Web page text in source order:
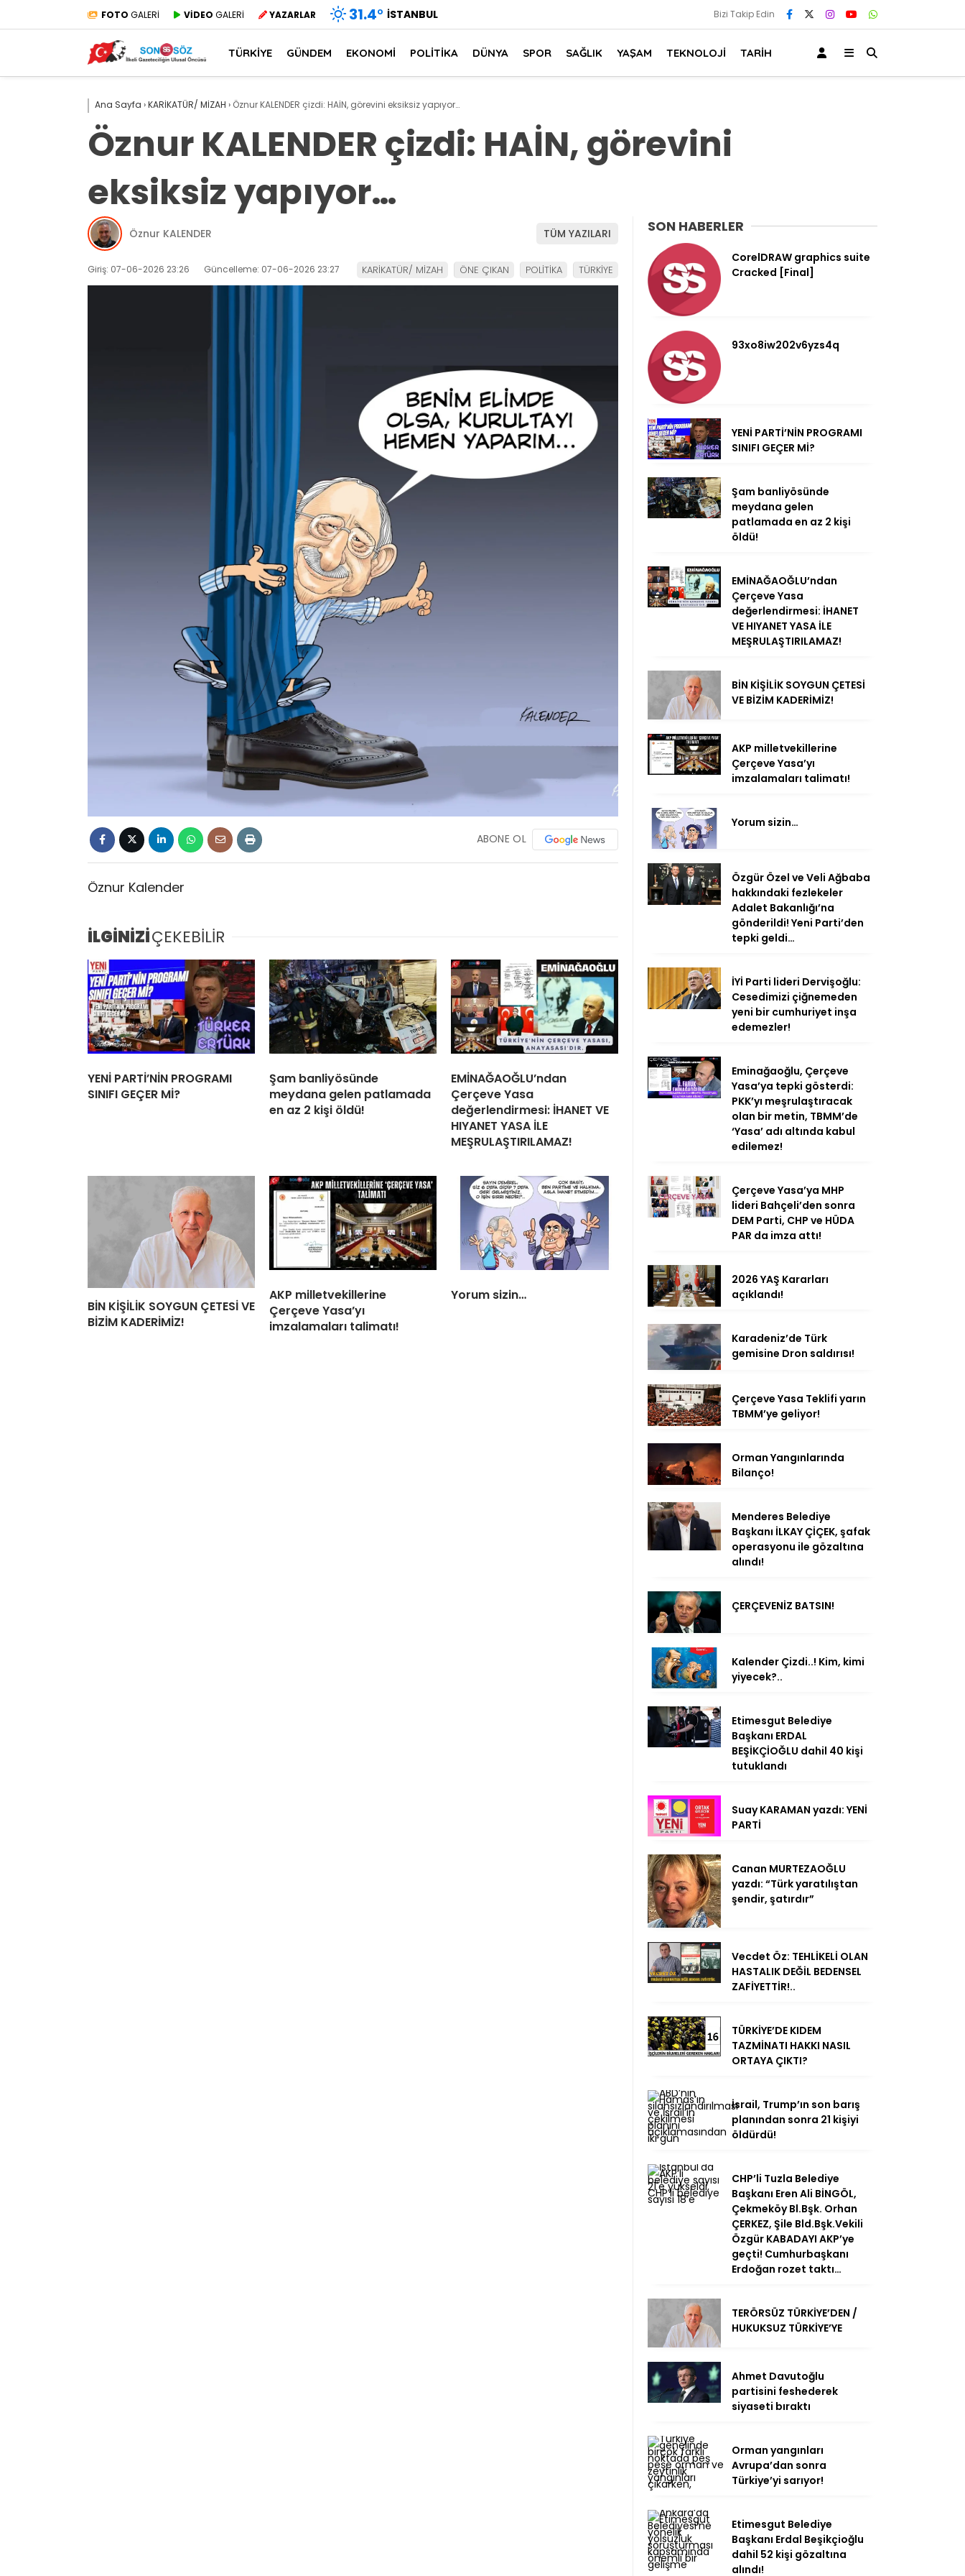
FOTO GALERİ VİDEO GALERİ YAZARLAR 31.4° İSTANBUL Bizi Takip Edin
TÜRKİYE GÜNDEM EKONOMİ POLİTİKA DÜNYA SPOR SAĞLIK YAŞAM TEKNOLOJİ TARİH
Ana Sayfa ›KARİKATÜR/ MİZAH › Öznur KALENDER çizdi: HAİN, görevini eksiksiz yapıyor…
Öznur KALENDER çizdi: HAİN, görevini
eksiksiz yapıyor…
Öznur KALENDER TÜM YAZILARI
Giriş: 07-06-2026 23:26 Güncelleme: 07-06-2026 23:27 KARİKATÜR/ MİZAH ÖNE ÇIKAN POLİTİKA TÜRKİYE
ABONE OL
Öznur Kalender
İLGİNİZİÇEKEBİLİR
YENİ PARTİ’NİN PROGRAMI
SINIFI GEÇER Mİ?
Şam banliyösünde
meydana gelen patlamada
en az 2 kişi öldü!
EMİNAĞAOĞLU’ndan
Çerçeve Yasa
değerlendirmesi: İHANET VE
HIYANET YASA İLE
MEŞRULAŞTIRILAMAZ!
BİN KİŞİLİK SOYGUN ÇETESİ VE
BİZİM KADERİMİZ!
AKP milletvekillerine
Çerçeve Yasa’yı
imzalamaları talimatı!
Yorum sizin…
SON HABERLER
CorelDRAW graphics suite
Cracked [Final]
93xo8iw202v6yzs4q
YENİ PARTİ’NİN PROGRAMI
SINIFI GEÇER Mİ?
Şam banliyösünde
meydana gelen
patlamada en az 2 kişi
öldü!
EMİNAĞAOĞLU’ndan
Çerçeve Yasa
değerlendirmesi: İHANET
VE HIYANET YASA İLE
MEŞRULAŞTIRILAMAZ!
BİN KİŞİLİK SOYGUN ÇETESİ
VE BİZİM KADERİMİZ!
AKP milletvekillerine
Çerçeve Yasa’yı
imzalamaları talimatı!
Yorum sizin…
Özgür Özel ve Veli Ağbaba
hakkındaki fezlekeler
Adalet Bakanlığı’na
gönderildi! Yeni Parti’den
tepki geldi…
İYİ Parti lideri Dervişoğlu:
Cesedimizi çiğnemeden
yeni bir cumhuriyet inşa
edemezler!
Eminağaoğlu, Çerçeve
Yasa’ya tepki gösterdi:
PKK’yı meşrulaştıracak
olan bir metin, TBMM’de
‘Yasa’ adı altında kabul
edilemez!
Çerçeve Yasa’ya MHP
lideri Bahçeli’den sonra
DEM Parti, CHP ve HÜDA
PAR da imza attı!
2026 YAŞ Kararları
açıklandı!
Karadeniz’de Türk
gemisine Dron saldırısı!
Çerçeve Yasa Teklifi yarın
TBMM’ye geliyor!
Orman Yangınlarında
Bilanço!
Menderes Belediye
Başkanı İLKAY ÇİÇEK, şafak
operasyonu ile gözaltına
alındı!
ÇERÇEVENİZ BATSIN!
Kalender Çizdi..! Kim, kimi
yiyecek?..
Etimesgut Belediye
Başkanı ERDAL
BEŞİKÇİOĞLU dahil 40 kişi
tutuklandı
Suay KARAMAN yazdı: YENİ
PARTİ
Canan MURTEZAOĞLU
yazdı: “Türk yaratılıştan
şendir, şatırdır”
Vecdet Öz: TEHLİKELİ OLAN
HASTALIK DEĞİL BEDENSEL
ZAFİYETTİR!..
TÜRKİYE’DE KIDEM
TAZMİNATI HAKKI NASIL
ORTAYA ÇIKTI?
İsrail, Trump’ın son barış
planından sonra 21 kişiyi
öldürdü!
CHP’li Tuzla Belediye
Başkanı Eren Ali BİNGÖL,
Çekmeköy Bl.Bşk. Orhan
ÇERKEZ, Şile Bld.Bşk.Vekili
Özgür KABADAYI AKP’ye
geçti! Cumhurbaşkanı
Erdoğan rozet taktı…
TERÖRSÜZ TÜRKİYE’DEN /
HUKUKSUZ TÜRKİYE’YE
Ahmet Davutoğlu
partisini feshederek
siyaseti bıraktı
Orman yangınları
Avrupa’dan sonra
Türkiye’yi sarıyor!
Etimesgut Belediye
Başkanı Erdal Beşikçioğlu
dahil 52 kişi gözaltına
alındı!